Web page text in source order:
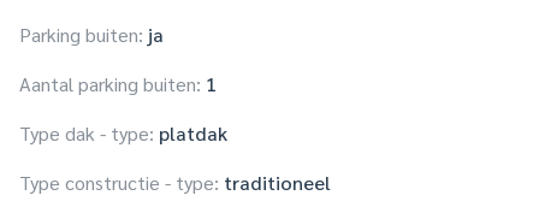
Parking buiten: ja
Aantal parking buiten: 1
Type dak - type: platdak
Type constructie - type: traditioneel